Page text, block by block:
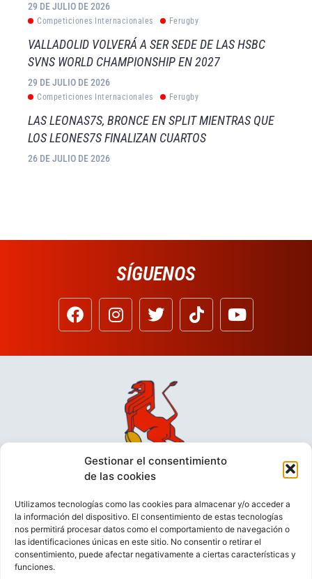
Gestionar el consentimiento
de las cookies
Utilizamos tecnologías como las cookies para almacenar y/o acceder a
la información del dispositivo. El consentimiento de estas tecnologías
nos permitirá procesar datos como el comportamiento de navegación o
las identificaciones únicas en este sitio. No consentir o retirar el
consentimiento, puede afectar negativamente a ciertas características y
funciones.
29 DE JULIO DE 2026
Competiciones Internacionales Ferugby
VALLADOLID VOLVERÁ A SER SEDE DE LAS HSBC
SVNS WORLD CHAMPIONSHIP EN 2027
29 DE JULIO DE 2026
Competiciones Internacionales Ferugby
LAS LEONAS7S, BRONCE EN SPLIT MIENTRAS QUE
LOS LEONES7S FINALIZAN CUARTOS
26 DE JULIO DE 2026
SÍGUENOS